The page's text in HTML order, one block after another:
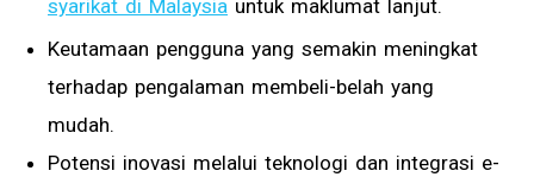
syarikat di Malaysia untuk maklumat lanjut.
Keutamaan pengguna yang semakin meningkat
terhadap pengalaman membeli-belah yang
mudah.
Potensi inovasi melalui teknologi dan integrasi e-